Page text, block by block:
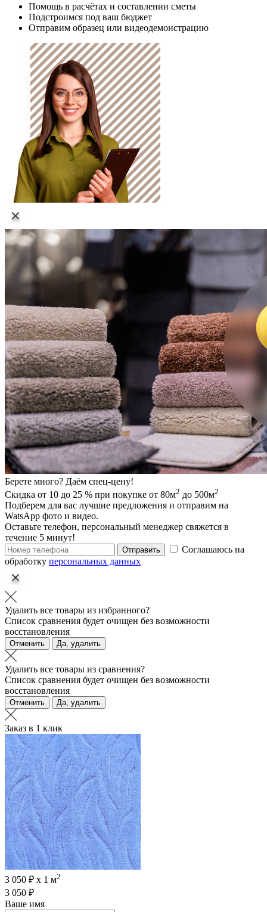
Помощь в расчётах и составлении сметы
Подстроимся под ваш бюджет
Отправим образец или видеодемонстрацию
Берете много? Даём спец-цену!
Скидка от 10 до 25 % при покупке от 80м2 до 500м2
Подберем для вас лучшие предложения и отправим на
WatsApp фото и видео.
Оставьте телефон, персональный менеджер свяжется в
течение 5 минут!
Отправить
Соглашаюсь на
обработку персональных данных
Удалить все товары из избранного?
Список сравнения будет очищен без возможности
восстановления
Отменить Да, удалить
Удалить все товары из сравнения?
Список сравнения будет очищен без возможности
восстановления
Отменить Да, удалить
Заказ в 1 клик
3 050 ₽ х 1 м2
3 050 ₽
Ваше имя